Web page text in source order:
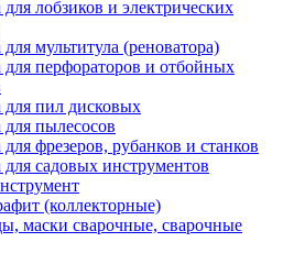
лобзиков и электрических
мультитула (реноватора)
для перфораторов и отбойных
для пил дисковых
для пылесосов
фрезеров, рубанков и станков
для садовых инструментов
(коллекторные)
маски сварочные, сварочные